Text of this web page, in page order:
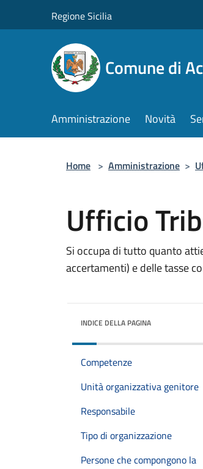
Regione Sicilia
Comune di
Amministrazione Novità
Home > Amministrazione >
Ufficio
Si occupa di tutto quanto
accertamenti) e delle tasse
INDICE DELLA PAGINA
Competenze
Unità organizzativa genitore
Responsabile
Tipo di organizzazione
Persone che compongono la